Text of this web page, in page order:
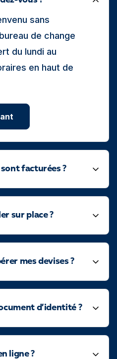
sans
de change
du lundi au
en haut de
facturées ?
sur place ?
mes devises ?
d’identité ?
ligne ?